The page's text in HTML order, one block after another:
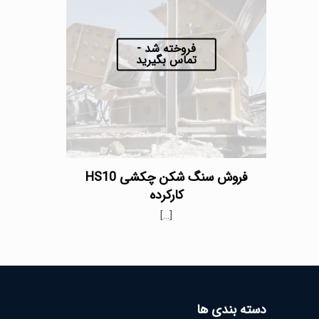
فروخته شد -
تماس بگیرید
فروش سنگ شکن چکشی HS10
کارکرده
[…]
دسته بندی ها